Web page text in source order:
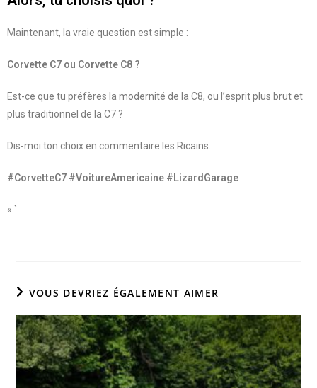
Maintenant, la vraie question est simple :
Corvette C7 ou Corvette C8 ?
Est-ce que tu préfères la modernité de la C8, ou l’esprit plus brut et
plus traditionnel de la C7 ?
Dis-moi ton choix en commentaire les Ricains.
#CorvetteC7 #VoitureAmericaine #LizardGarage
« `
VOUS DEVRIEZ ÉGALEMENT AIMER